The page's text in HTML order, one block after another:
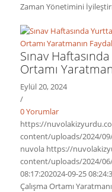
Zaman Yönetimini
Sınav
Ortamı
Eylül 20, 2024
/
0 Yorumlar
https://
content/uploads/2024/
nuvola https://
content/uploads/2024/
08:17:202024-09-25
Çalışma Ortamı